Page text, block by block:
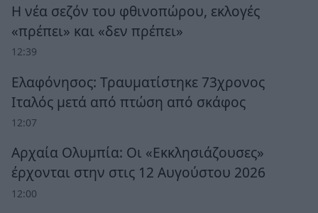
Η νέα σεζόν του φθινοπώρου, εκλογές
«πρέπει» και «δεν πρέπει»
12:39
Ελαφόνησος: Τραυματίστηκε 73χρονος
Ιταλός μετά από πτώση από σκάφος
12:07
Αρχαία Ολυμπία: Οι «Εκκλησιάζουσες»
έρχονται στην στις 12 Αυγούστου 2026
12:00